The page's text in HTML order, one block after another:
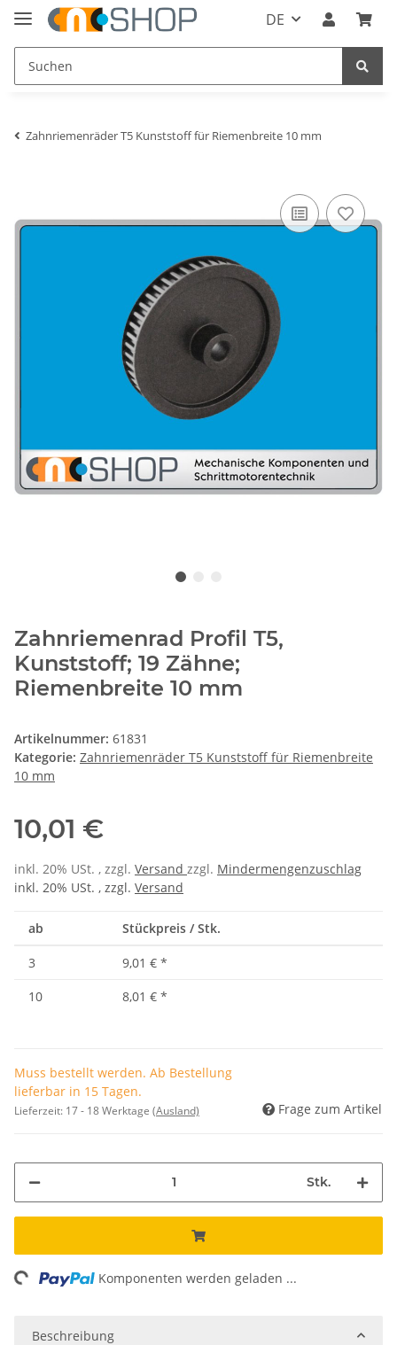
DE
Zahnriemenräder T5 Kunststoff für Riemenbreite 10 mm
Zahnriemenrad Profil T5,
Kunststoff; 19 Zähne;
Riemenbreite 10 mm
Artikelnummer: 61831
Kategorie: Zahnriemenräder T5 Kunststoff für Riemenbreite
10 mm
10,01 €
inkl. 20% USt. , zzgl. Versand zzgl. Mindermengenzuschlag
inkl. 20% USt. , zzgl. Versand
ab Stückpreis / Stk.
3 9,01 € *
10
8,01 € *
Muss bestellt werden. Ab Bestellung
lieferbar in 15 Tagen.
Lieferzeit: 17 - 18 Werktage (Ausland) Frage zum Artikel
Stk.
Komponenten werden geladen ...
Beschreibung